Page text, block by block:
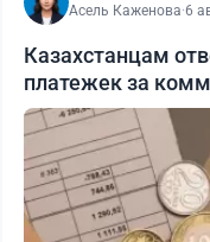
Асель Каженова·6
Казахстанцам
платежек за